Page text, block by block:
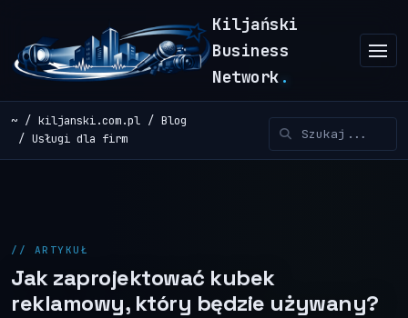
Kiljański
Business
Network .
~ kiljanski.com.pl
Blog
Usługi dla firm
// ARTYKUŁ
Jak zaprojektować kubek
reklamowy, który będzie używany?